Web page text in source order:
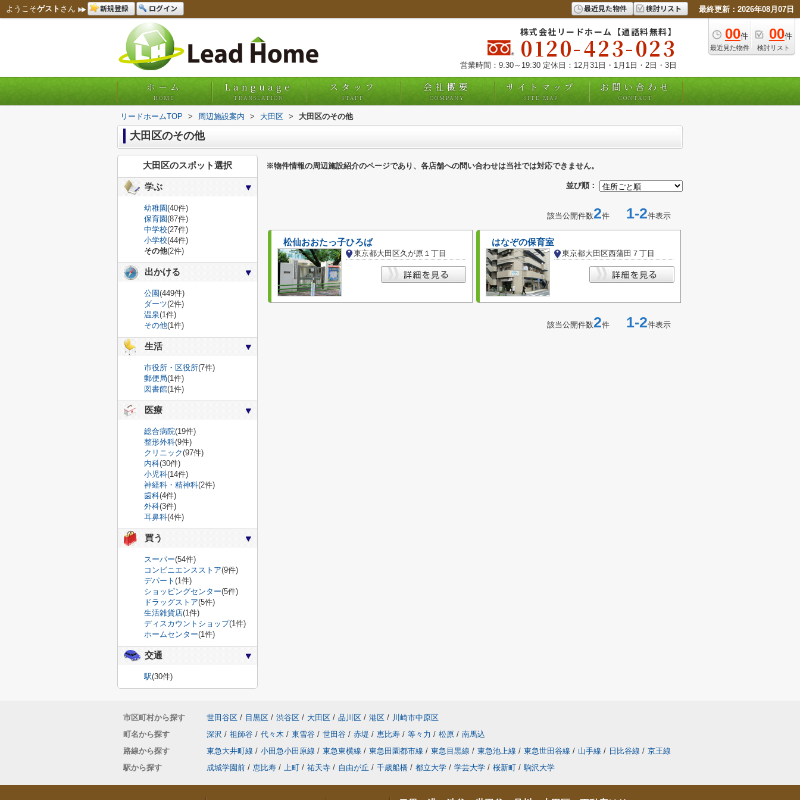
ようこそゲスト さん 新規登録 ログイン 最近見た物件 検討リスト 最終更新：2026年08月07日
00件
最近見た物件
00件
検討リスト
株式会社リードホーム【通話料無料】
0120-423-023
営業時間：9:30～19:30 定休日：12月31日・1月1日・2日・3日
ホーム
HOME
Language
TRANSLATION
スタッフ
STAFF
会社概要
COMPANY
サイトマップ
SITE MAP
お問い合わせ
CONTACT
リードホームTOP > 周辺施設案内 > 大田区 > 大田区のその他
大田区のその他
※物件情報の周辺施設紹介のページであり、各店舗への問い合わせは当社では対応できません。
並び順：
該当公開件数2件 1-2件表示
松仙おおたっ子ひろば
東京都大田区久が原１丁目
はなぞの保育室
東京都大田区西蒲田７丁目
該当公開件数2件 1-2件表示
大田区のスポット選択
学ぶ
幼稚園(40件)
保育園(87件)
中学校(27件)
小学校(44件)
その他(2件)
出かける
公園(449件)
ダーツ(2件)
温泉(1件)
その他(1件)
生活
市役所・区役所(7件)
郵便局(1件)
図書館(1件)
医療
総合病院(19件)
整形外科(9件)
クリニック(97件)
内科(30件)
小児科(14件)
神経科・精神科(2件)
歯科(4件)
外科(3件)
耳鼻科(4件)
買う
スーパー(54件)
コンビニエンスストア(9件)
デパート (1件)
ショッピングセンター(5件)
ドラッグストア(5件)
生活雑貨店(1件)
ディスカウントショップ(1件)
ホームセンター(1件)
交通
駅(30件)
市区町村から探す 世田谷区 / 目黒区 / 渋谷区 / 大田区 / 品川区 / 港区 / 川崎市中原区
町名から探す
深沢 / 祖師谷 / 代々木 / 東雪谷 / 世田谷 / 赤堤 / 恵比寿 / 等々力 / 松原 / 南馬込
路線から探す
東急大井町線 / 小田急小田原線 / 東急東横線 / 東急田園都市線 / 東急目黒線 / 東急池上線 / 東急世田谷線 / 山手線 / 日比谷線 / 京王線
駅から探す
成城学園前 / 恵比寿 / 上町 / 祐天寺 / 自由が丘 / 千歳船橋 / 都立大学 / 学芸大学 / 桜新町 / 駒沢大学